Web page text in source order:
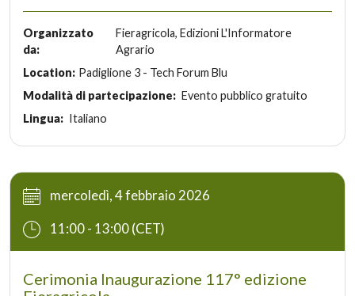
Organizzato
da:
Fieragricola, Edizioni L'Informatore
Agrario
Location: Padiglione 3 - Tech Forum Blu
Modalità di partecipazione: Evento pubblico gratuito
Lingua: Italiano
mercoledì, 4 febbraio 2026
11:00 - 13:00 (CET)
Cerimonia Inaugurazione 117° edizione